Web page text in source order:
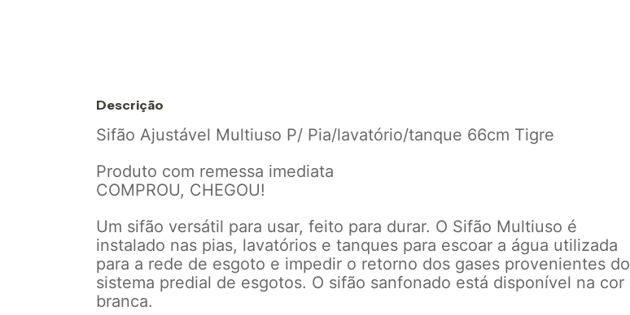
Descrição
Sifão Ajustável Multiuso P/ Pia/lavatório/tanque 66cm Tigre
Produto com remessa imediata
COMPROU, CHEGOU!
Um sifão versátil para usar, feito para durar. O Sifão Multiuso é
instalado nas pias, lavatórios e tanques para escoar a água utilizada
para a rede de esgoto e impedir o retorno dos gases provenientes do
sistema predial de esgotos. O sifão sanfonado está disponível na cor
branca.